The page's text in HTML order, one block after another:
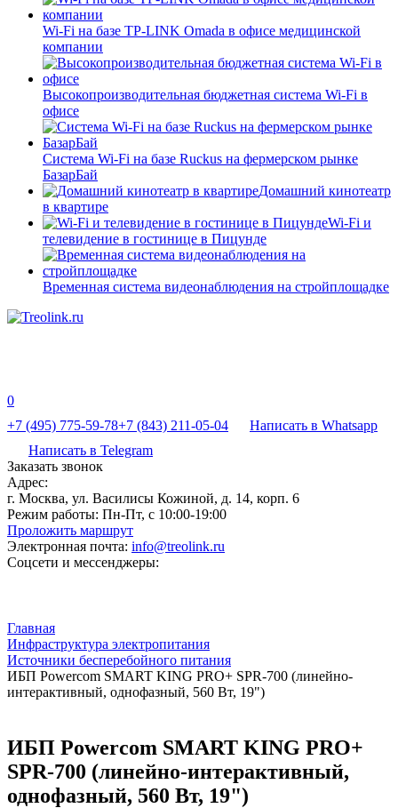
Wi-Fi на базе TP-LINK Omada в офисе медицинской
компании
Высокопроизводительная бюджетная система Wi-Fi в
офисе
Система Wi-Fi на базе Ruckus на фермерском рынке
БазарБай
Домашний кинотеатр
в квартире
Wi-Fi и
телевидение в гостинице в Пицунде
Временная система видеонаблюдения на стройплощадке
0
+7 (495) 775-59-78+7 (843) 211-05-04
Написать в Whatsapp
Написать в Telegram
Заказать звонок
Адрес:
г. Москва, ул. Василисы Кожиной, д. 14, корп. 6
Режим работы: Пн-Пт, с 10:00-19:00
Проложить маршрут
Электронная почта: info@treolink.ru
Соцсети и мессенджеры:
Главная
Инфраструктура электропитания
Источники бесперебойного питания
ИБП Powercom SMART KING PRO+ SPR-700 (линейно-
интерактивный, однофазный, 560 Вт, 19")
ИБП Powercom SMART KING PRO+
SPR-700 (линейно-интерактивный,
однофазный, 560 Вт, 19")